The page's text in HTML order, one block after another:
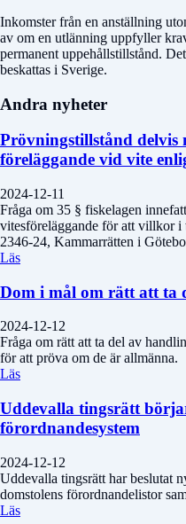
Inkomster från en anställning
av om en utlänning uppfyller
permanent uppehållstillstånd.
beskattas i Sverige.
Andra nyheter
Prövningstillstånd delvis
föreläggande vid vite
2024-12-11
Fråga om 35 § fiskelagen
vitesföreläggande för att villkor
2346-24, Kammarrätten i
Läs
Dom i mål om rätt att ta
2024-12-12
Fråga om rätt att ta del av
för att pröva om de är allmänna.
Läs
Uddevalla tingsrätt
förordnandesystem
2024-12-12
Uddevalla tingsrätt har beslutat
domstolens förordnandelistor
Läs